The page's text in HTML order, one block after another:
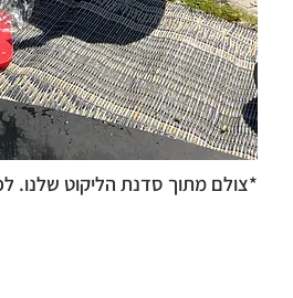
*צולם מתוך סדנת הליקוט שלנו.